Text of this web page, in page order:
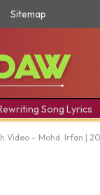
Sitemap
Song Lyrics
Video – Mohd. Irfan |